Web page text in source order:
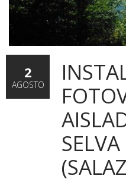
2
AGOSTO